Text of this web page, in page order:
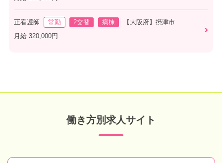
正看護師 常勤 2交替 病棟
【大阪府】摂津市
月給 320,000円
働き方別求人サイト